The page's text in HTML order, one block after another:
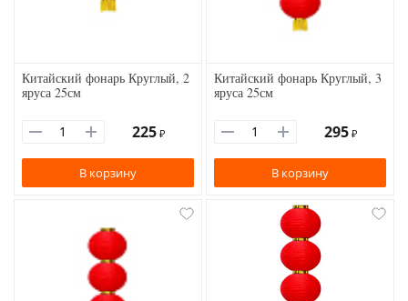
Китайский фонарь Круглый, 2
яруса 25см
225 ₽
В корзину
Китайский фонарь Круглый, 3
яруса 25см
295 ₽
В корзину